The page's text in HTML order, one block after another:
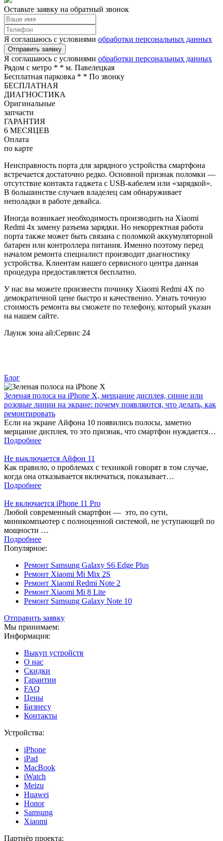
Оставьте заявку на обратный звонок
Я соглашаюсь с условиями обработки персональных данных
Отправить заявку
Я соглашаюсь с условиями обработки персональных данных
Рядом с метро * * м. Павелецкая
Бесплатная парковка * * По звонку
БЕСПЛАТНАЯ
ДИАГНОСТИКА
Оригинальные
запчасти
ГАРАНТИЯ
6 МЕСЯЦЕВ
Оплата
по карте
Неисправность порта для зарядного устройства смартфона
встречается достаточно редко. Основной признак поломки —
отсутствие контакта гаджета с USB-кабелем или «зарядкой».
В большинстве случаев владелец сам обнаруживает
неполадки в работе девайса.
Иногда возникает необходимость производить на Xiaomi
Redmi 4x замену разъема зарядки. Но некорректная работа
порта также может быть связана с поломкой аккумуляторной
батареи или контроллера питания. Именно поэтому перед
началом ремонта специалист производит диагностику
устройства. Клиентам нашего сервисного центра данная
процедура предоставляется бесплатно.
У нас вы можете произвести починку Xiaomi Redmi 4X по
демократичной цене быстро и качественно. Узнать точную
стоимость ремонта вы сможете по телефону, который указан
на нашем сайте.
Лаунж зона ай:Сервис 24
Блог
Зеленая полоса на iPhone X, мерцание дисплея, синие или
розовые линии на экране: почему появляются, что делать, как
ремонтировать
Если на экране Айфона 10 появились полосы, заметно
мерцание дисплея, то это признак, что смартфон нуждается…
Подробнее
Не выключается Айфон 11
Как правило, о проблемах с техникой говорят в том случае,
когда она отказывается включаться, показывает…
Подробнее
Не включается iPhone 11 Pro
Любой современный смартфон — это, по сути,
миникомпьютер с полноценной системой, не уступающей по
мощности …
Подробнее
Популярное:
Ремонт Samsung Galaxy S6 Edge Plus
Ремонт Xiaomi Mi Mix 2S
Ремонт Xiaomi Redmi Note 2
Ремонт Xiaomi Mi 8 Lite
Ремонт Samsung Galaxy Note 10
Отправить заявку
Мы принимаем:
Информация:
Выкуп устройств
О нас
Скидки
Гарантии
FAQ
Цены
Бизнесу
Контакты
Устройства:
iPhone
iPad
MacBook
iWatch
Meizu
Huawei
Honor
Samsung
Xiaomi
Партнёр проекта: